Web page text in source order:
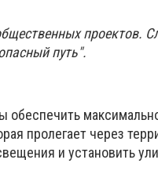
проектов.
путь".
обеспечить
пролегает через
и установить